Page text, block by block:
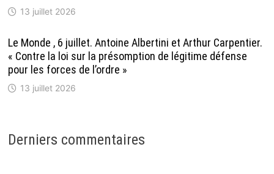
13 juillet 2026
Le Monde , 6 juillet. Antoine Albertini et Arthur Carpentier.
« Contre la loi sur la présomption de légitime défense
pour les forces de l’ordre »
13 juillet 2026
Derniers commentaires